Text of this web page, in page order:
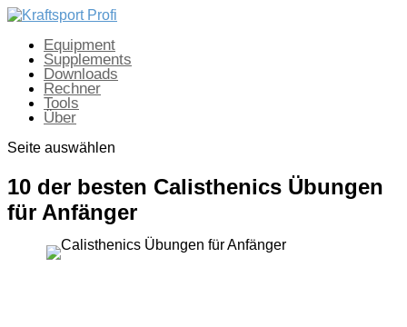
Equipment
Supplements
Downloads
Rechner
Tools
Über
Seite auswählen
10 der besten Calisthenics Übungen
für Anfänger